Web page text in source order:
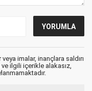
imalar, inançlara saldırı
ilgili içerikle alakasız,